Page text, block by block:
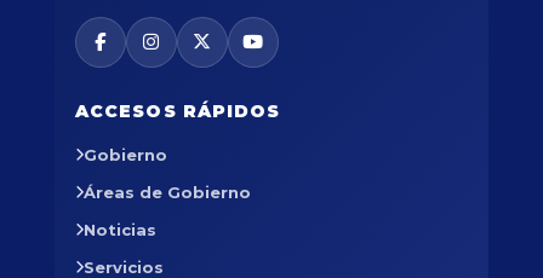
ACCESOS RÁPIDOS
Gobierno
Áreas de Gobierno
Noticias
Servicios